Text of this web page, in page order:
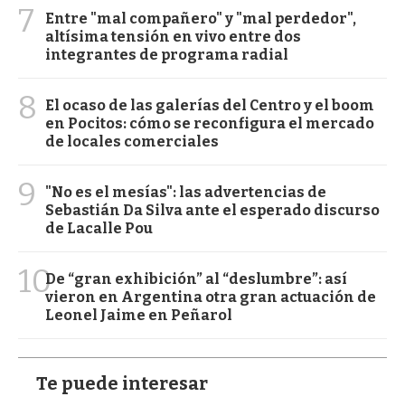
7
Entre "mal compañero" y "mal perdedor",
altísima tensión en vivo entre dos
integrantes de programa radial
8
El ocaso de las galerías del Centro y el boom
en Pocitos: cómo se reconfigura el mercado
de locales comerciales
9
"No es el mesías": las advertencias de
Sebastián Da Silva ante el esperado discurso
de Lacalle Pou
10De “gran exhibición” al “deslumbre”: así
vieron en Argentina otra gran actuación de
Leonel Jaime en Peñarol
Te puede interesar